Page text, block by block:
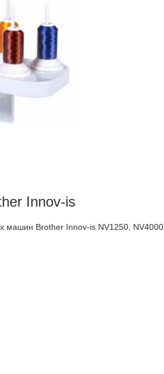
Innov-is
машин Brother Innov-is NV1250, NV4000,